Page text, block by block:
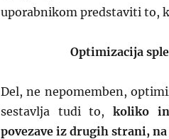
uporabnikom predstaviti to,
Optimizacija
Del, ne nepomemben,
sestavlja tudi to,koliko in
povezave iz drugih strani,